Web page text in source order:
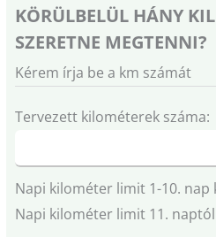
KÖRÜLBELÜL HÁNY
SZERETNE MEGTENNI?
Kérem írja be a km számát
Tervezett kilométerek száma:
Napi kilométer limit 1-10. nap
Napi kilométer limit 11.